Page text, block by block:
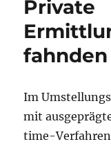
Private
fahnden
Im
mit
time-